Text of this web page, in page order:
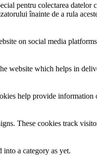
pentru colectarea
înainte de a rula
on social media
website which helps in
help provide
These cookies track
into a category as yet.